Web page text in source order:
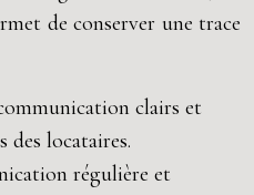
de conserver une trace
clairs et
des locataires.
régulière et